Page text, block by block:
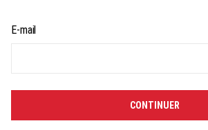
Réinitialiser votre mot de passe par e-mail
E-mail
CONTINUER